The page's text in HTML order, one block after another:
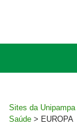
Sites da Unipampa
Saúde > EUROPA